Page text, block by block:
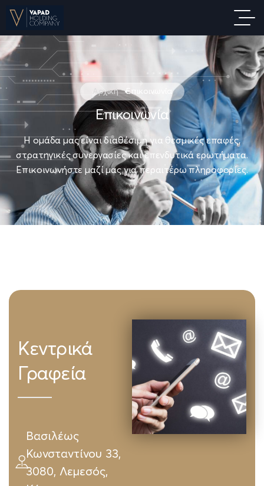
Αρχική Επικοινωνία
Επικοινωνία
Η ομάδα μας είναι διαθέσιμη για θεσμικές επαφές,
στρατηγικές συνεργασίες και επενδυτικά ερωτήματα.
Επικοινωνήστε μαζί μας για περαιτέρω πληροφορίες.
Κεντρικά
Γραφεία
Βασιλέως
Κωνσταντίνου 33,
3080, Λεμεσός,